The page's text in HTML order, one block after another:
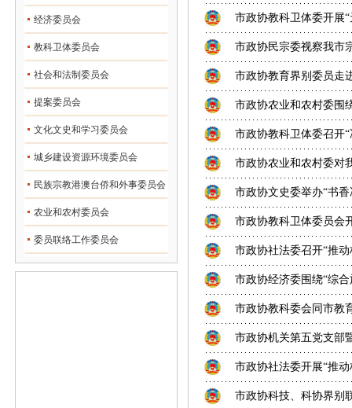
市政协教科卫体委开展
市政协民宗委视察我市
市政协教育界别委员走
市政协农业和农村委围
市政协教科卫体委召开
市政协农业和农村委对
市政协文史委举办“书
市政协教科卫体委员会
市政协社法委召开“推
市政协经济委围绕“综
市政协教科委会同市教
市政协机关第五党支部
市政协社法委开展“推
市政协科技、科协界别
经济委员会
教科卫体委员会
社会和法制委员会
提案委员会
文化文史和学习委员会
城乡建设资源环境委员会
民族宗教港澳台侨和外事委员会
农业和农村委员会
委员联络工作委员会